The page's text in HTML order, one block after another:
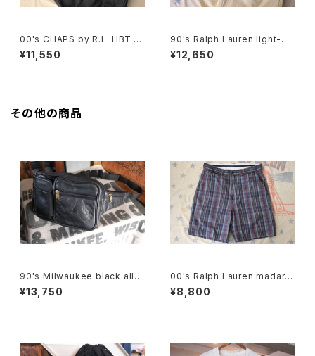
00's CHAPS by R.L. HBT sli
m-fit cargo Pants
¥11,550
90's Ralph Lauren light-be
ige cotton easy Pants
¥12,650
その他の商品
90's Milwaukee black all-l
eather fanny Pack
¥13,750
00's Ralph Lauren madara
s plaid cotton Shorts
¥8,800